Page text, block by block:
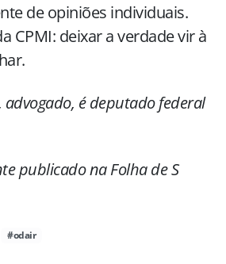
de opiniões individuais.
CPMI: deixar a verdade vir à
advogado, é deputado federal
publicado na Folha de S
#odair